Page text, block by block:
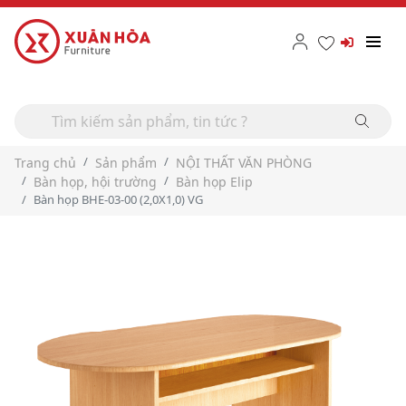
Trang chủ Sản phẩm
NỘI THẤT VĂN PHÒNG
Bàn họp, hội trường
Bàn họp Elip
Bàn họp BHE-03-00 (2,0X1,0) VG